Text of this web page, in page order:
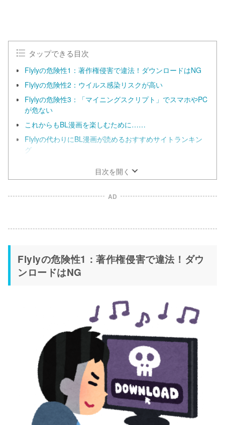
タップできる目次
Flylyの危険性1：著作権侵害で違法！ダウンロードはNG
Flylyの危険性2：ウイルス感染リスクが高い
Flylyの危険性3：「マイニングスクリプト」でスマホやPC
が危ない
これからもBL漫画を楽しむために……
Flylyの代わりにBL漫画が読めるおすすめサイトランキン
グ
目次を開く
AD
Flylyの危険性1：著作権侵害で違法！ダウ
ンロードはNG